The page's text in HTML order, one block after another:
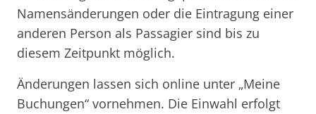
Namensänderungen oder die Eintragung einer
anderen Person als Passagier sind bis zu
diesem Zeitpunkt möglich.
Änderungen lassen sich online unter „Meine
Buchungen“ vornehmen. Die Einwahl erfolgt